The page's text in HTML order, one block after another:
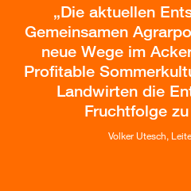
Die aktuellen
Gemeinsamen
neue Wege im
Profitable
Landwirten die
Fruchtfolge
Volker Utesch,